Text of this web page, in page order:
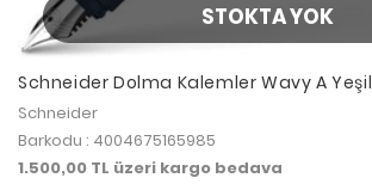
STOKTA YOK
Schneider Dolma Kalemler Wavy A Yeşil
Schneider
Barkodu : 4004675165985
1.500,00 TL üzeri kargo bedava